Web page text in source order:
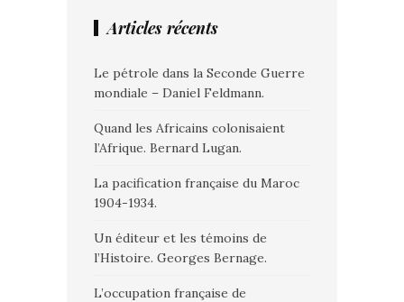
Articles récents
Le pétrole dans la Seconde Guerre
mondiale – Daniel Feldmann.
Quand les Africains colonisaient
l’Afrique. Bernard Lugan.
La pacification française du Maroc
1904-1934.
Un éditeur et les témoins de
l’Histoire. Georges Bernage.
L’occupation française de